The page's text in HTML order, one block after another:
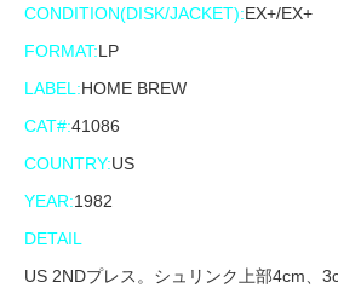
CONDITION(DISK/JACKET):EX+/EX+
FORMAT:LP
LABEL:HOME BREW
CAT#:41086
COUNTRY:US
YEAR:1982
DETAIL
US 2NDプレス。シュリンク上部4cm、